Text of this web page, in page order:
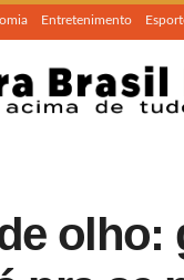
Entretenimento
olho: